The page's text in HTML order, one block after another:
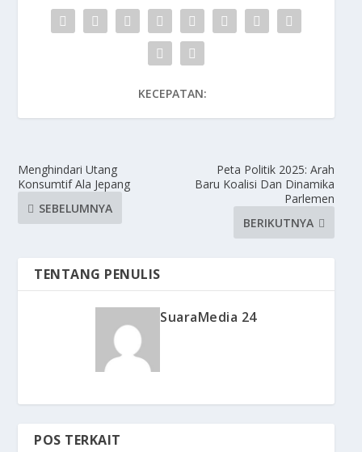
KECEPATAN:
Menghindari Utang
Konsumtif Ala Jepang
SEBELUMNYA
Peta Politik 2025: Arah
Baru Koalisi Dan Dinamika
Parlemen
BERIKUTNYA
TENTANG PENULIS
SuaraMedia 24
POS TERKAIT